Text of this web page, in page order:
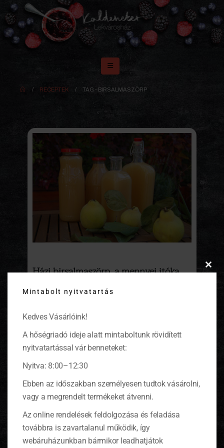
RECEPTEK TAG - BIRSALMASZÖRP
Házi birsalmaszörp, a mennyei itóka
Az otthoni befőzés egyik nagy előnye, hogy
birsalma Brian barátom pécselyi birtokáról.
KOSÁR
0 ITEMS
Mintabolt nyitvatartás
Kedves Vásárlóink!
A hőségriadó ideje alatt mintaboltunk rövidített
nyitvatartással vár benneteket:
Nyitva: 8:00–12:30
Ebben az időszakban személyesen tudtok vásárolni,
vagy a megrendelt termékeket átvenni.
Az online rendelések feldolgozása és feladása
továbbra is zavartalanul működik, így
webáruházunkban bármikor leadhatjátok